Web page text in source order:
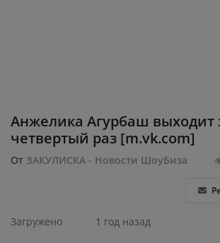
Анжелика Агурбаш выходит
четвертый раз [m.vk.com]
От ЗАКУЛИСКА - Новости ШоуБиза
Загружено 1 год назад